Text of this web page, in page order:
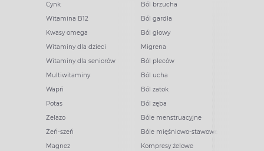
Cynk
Witamina B12
Kwasy omega
Witaminy dla dzieci
Witaminy dla seniorów
Multiwitaminy
Wapń
Potas
Żelazo
Żeń-szeń
Magnez
Ból brzucha
Ból gardła
Ból głowy
Migrena
Ból pleców
Ból ucha
Ból zatok
Ból zęba
Bóle menstruacyjne
Bóle mięśniowo-stawowe
Kompresy żelowe